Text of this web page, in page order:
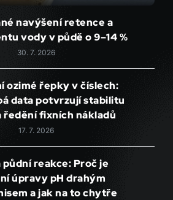
navýšení retence a
vody v půdě o 9–14 %
30. 7. 2026
ozimé řepky v číslech:
data potvrzují stabilitu
ředění fixních nákladů
17. 7. 2026
půdní reakce: Proč je
úpravy pH drahým
a jak na to chytře